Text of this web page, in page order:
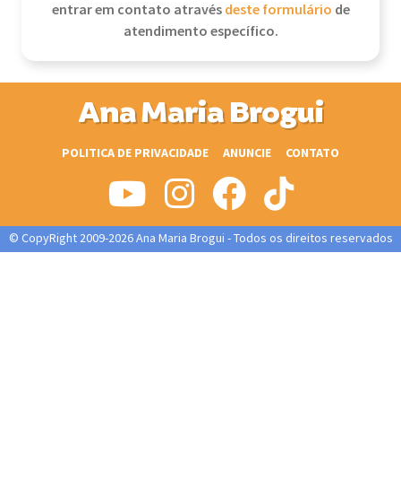
entrar em contato atravésdeste formulário de
atendimento específico.
Ana Maria Brogui
POLITICA DE PRIVACIDADE ANUNCIE CONTATO
© CopyRight 2009-2026 Ana Maria Brogui - Todos os direitos reservados